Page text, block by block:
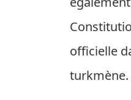
officielle
turkmène.